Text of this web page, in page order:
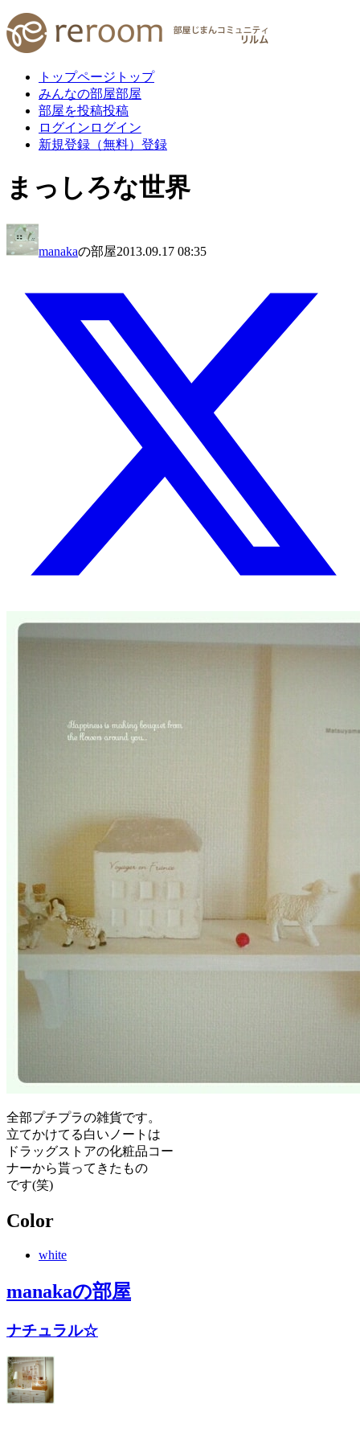
トップページ トップ
みんなの部屋部屋
部屋を投稿投稿
ログイン ログイン
新規登録（無料） 登録
まっしろな世界
manakaの部屋2013.09.17 08:35
全部プチプラの雑貨です。
立てかけてる白いノートは
ドラッグストアの化粧品コー
ナーから貰ってきたもの
です(笑)
Color
white
manakaの部屋
ナチュラル☆